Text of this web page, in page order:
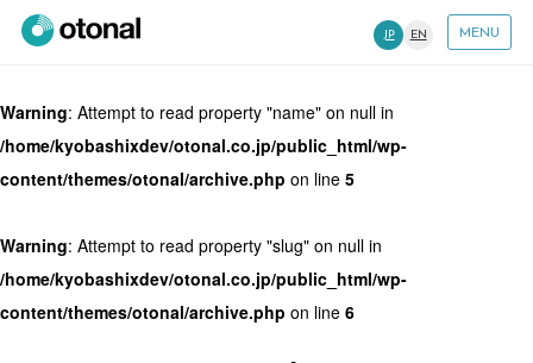
JP EN MENU
Warning: Attempt to read property "name" on null in
/home/kyobashixdev/otonal.co.jp/public_html/wp-
content/themes/otonal/archive.php on line 5
Warning: Attempt to read property "slug" on null in
/home/kyobashixdev/otonal.co.jp/public_html/wp-
content/themes/otonal/archive.php on line 6